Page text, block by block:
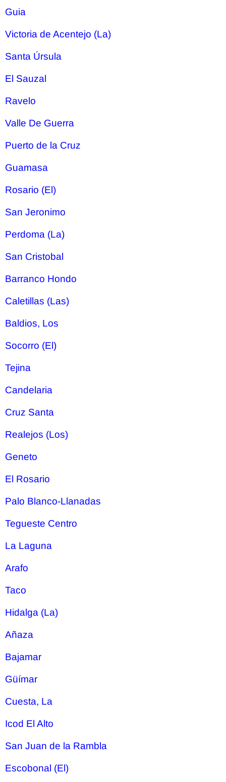
Guia
Victoria de Acentejo (La)
Santa Úrsula
El Sauzal
Ravelo
Valle De Guerra
Puerto de la Cruz
Guamasa
Rosario (El)
San Jeronimo
Perdoma (La)
San Cristobal
Barranco Hondo
Caletillas (Las)
Baldios, Los
Socorro (El)
Tejina
Candelaria
Cruz Santa
Realejos (Los)
Geneto
El Rosario
Palo Blanco-Llanadas
Tegueste Centro
La Laguna
Arafo
Taco
Hidalga (La)
Añaza
Bajamar
Güímar
Cuesta, La
Icod El Alto
San Juan de la Rambla
Escobonal (El)